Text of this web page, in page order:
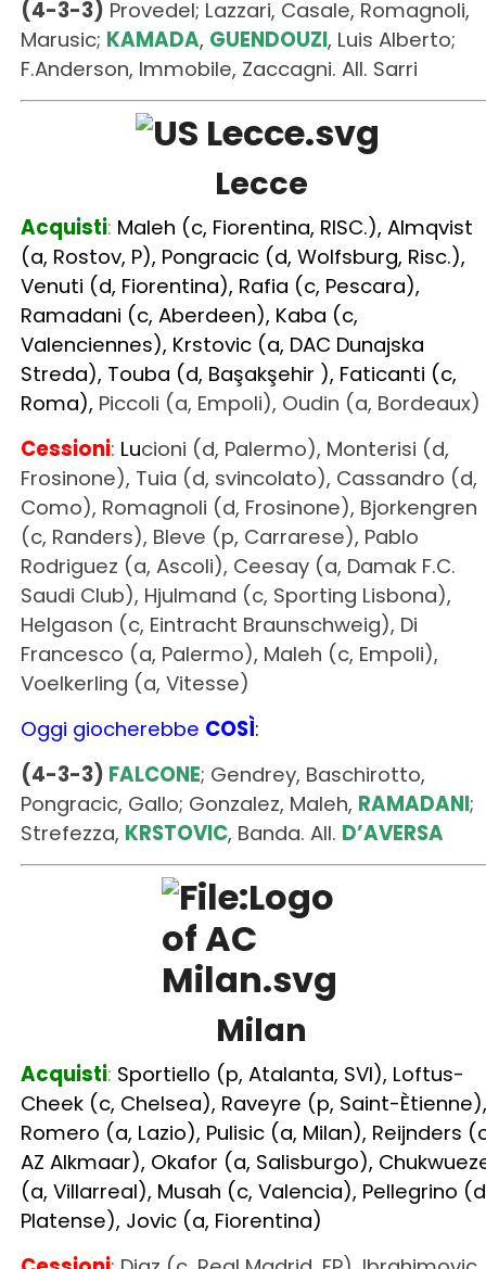
Lecce
Acquisti:Maleh (c, Fiorentina, RISC.), Almqvist
(a, Rostov, P), Pongracic (d, Wolfsburg, Risc.),
Venuti (d, Fiorentina), Rafia (c, Pescara),
Ramadani (c, Aberdeen), Kaba (c,
Valenciennes), Krstovic (a, DAC Dunajska
Streda), Touba (d, Başakşehir ), Faticanti (c,
Roma), Piccoli (a, Empoli), Oudin (a, Bordeaux)
Cessioni:L ucioni (d, Palermo), Monterisi (d,
Frosinone), Tuia (d, svincolato), Cassandro (d,
Como), Romagnoli (d, Frosinone), Bjorkengren
(c, Randers), Bleve (p, Carrarese), Pablo
Rodriguez (a, Ascoli), Ceesay (a, Damak F.C.
Saudi Club), Hjulmand (c, Sporting Lisbona),
Helgason (c, Eintracht Braunschweig), Di
Francesco (a, Palermo), Maleh (c, Empoli),
Voelkerling (a, Vitesse)
Oggi giocherebbeCOSÌ:
(4-3-3)FALCONE; Gendrey, Baschirotto,
Pongracic, Gallo; Gonzalez, Maleh,
RAMADANI
Strefezza,KRSTOVIC
Milan
Sportiello (p, Atalanta, SVI), Loftus-
Cheek (c, Chelsea), Raveyre (p, Saint-Ètienne),
Romero (a, Lazio), Pulisic (a, Milan), Reijnders
AZ Alkmaar), Okafor (a, Salisburgo),
(a, Villarreal), Musah (c, Valencia), Pellegrino
Platense), Jovic (a, Fiorentina)
Cessioni:Diaz (c, Real Madrid, FP), Ibrahimovic
(a, ritirato), Tonali (c, Newcastle), Tatarusanu
(p, svincolato), Maldini (a, Empoli), Brescianini
Frosinone), Nasti (a, Bari), Gabbia (d,
Rebic (a, Besiktas), Jungdal (p, Cremonese),